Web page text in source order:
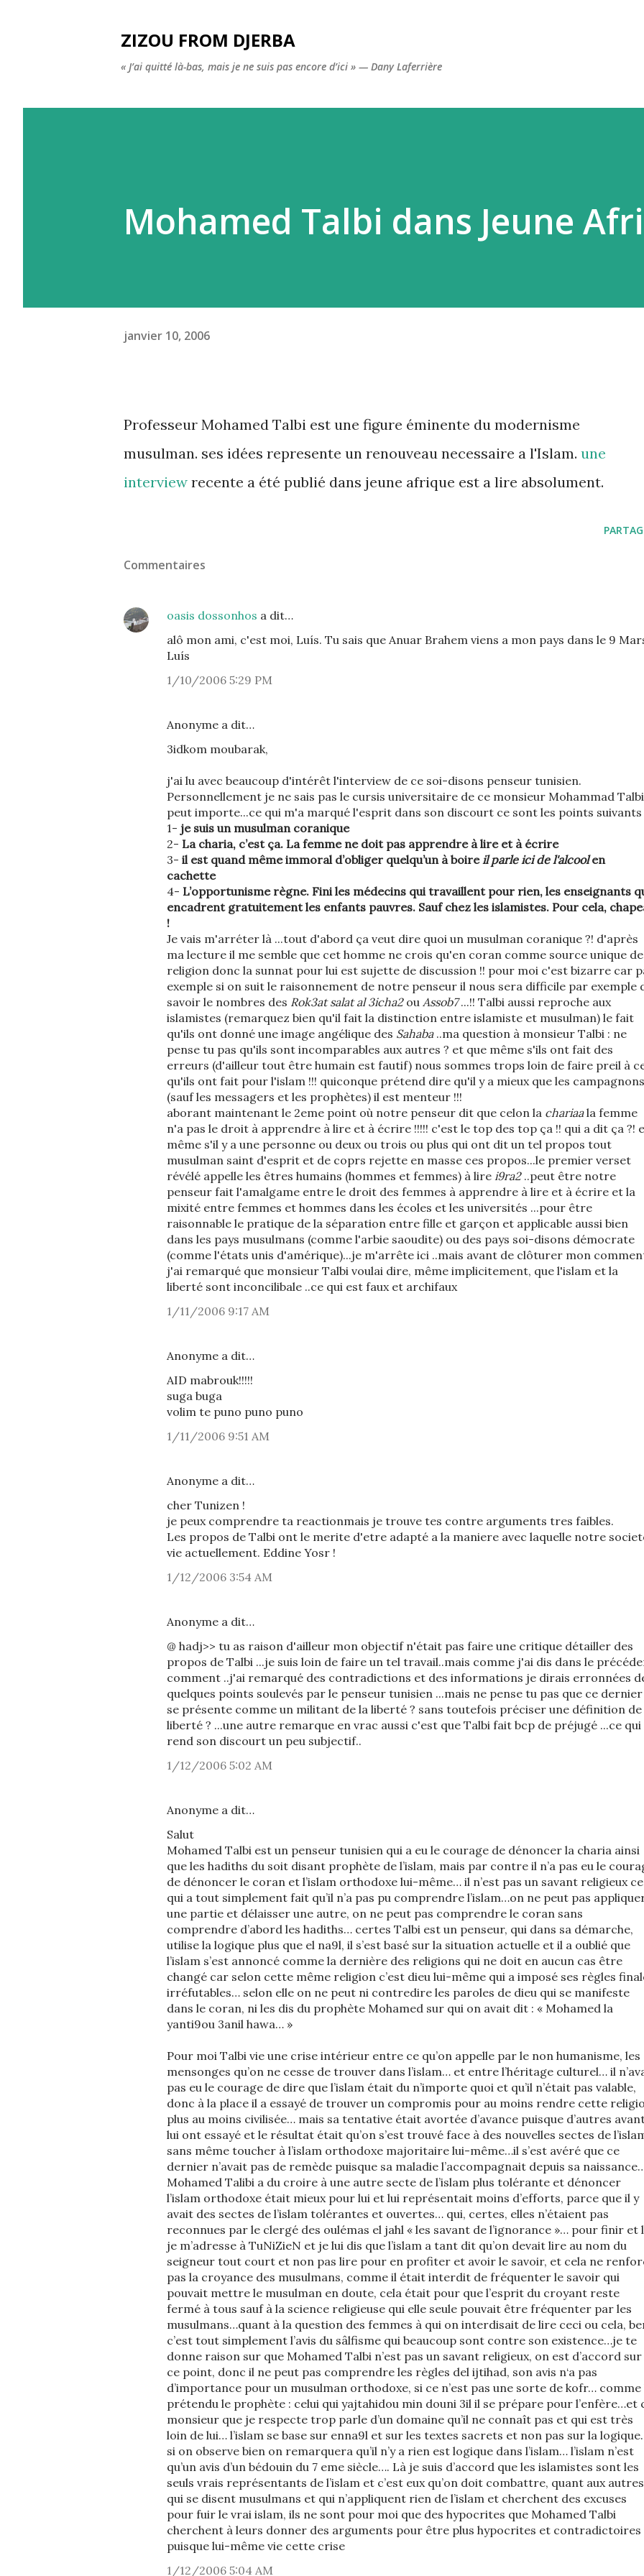
ZIZOU FROM DJERBA
« J’ai quitté là-bas, mais je ne suis pas encore d’ici » — Dany Laferrière
Mohamed Talbi dans Jeune
janvier 10, 2006
Professeur Mohamed Talbi est une figure éminente du modernisme
musulman. ses idées represente un renouveau necessaire a l'Islam. une
interview recente a été publié dans jeune afrique est a lire absolument.
Commentaires
oasis dossonhos a dit…
alô mon ami, c'est moi, Luís. Tu sais que Anuar Brahem viens a mon pays dans le 9
Luís
1/10/2006 5:29 PM
Anonyme a dit…
3idkom moubarak,
j'ai lu avec beaucoup d'intérêt l'interview de ce soi-disons penseur tunisien.
Personnellement je ne sais pas le cursis universitaire de ce monsieur Mohammad
peut importe...ce qui m'a marqué l'esprit dans son discourt ce sont les points suivants
1- je suis un musulman coranique
2- La charia, c’est ça. La femme ne doit pas apprendre à lire et à écrire
3- il est quand même immoral d’obliger quelqu’un à boireil parle ici de l'alcoolen
cachette
4- L’opportunisme règne. Fini les médecins qui travaillent pour rien, les enseignants
encadrent gratuitement les enfants pauvres. Sauf chez les islamistes. Pour cela,
!
Je vais m'arréter là ...tout d'abord ça veut dire quoi un musulman coranique ?! d'après
ma lecture il me semble que cet homme ne crois qu'en coran comme source unique
religion donc la sunnat pour lui est sujette de discussion !! pour moi c'est bizarre car
exemple si on suit le raisonnement de notre penseur il nous sera difficile par exemple
savoir le nombres des Rok3at salat al 3icha2 ou Assob7...!! Talbi aussi reproche aux
islamistes (remarquez bien qu'il fait la distinction entre islamiste et musulman) le fait
qu'ils ont donné une image angélique des Sahaba ..ma question à monsieur Talbi : ne
pense tu pas qu'ils sont incomparables aux autres ? et que même s'ils ont fait des
erreurs (d'ailleur tout être humain est fautif) nous sommes trops loin de faire preil à
qu'ils ont fait pour l'islam !!! quiconque prétend dire qu'il y a mieux que les campagnons
(sauf les messagers et les prophètes) il est menteur !!!
aborant maintenant le 2eme point où notre penseur dit que celon la chariaala femme
n'a pas le droit à apprendre à lire et à écrire !!!!! c'est le top des top ça !! qui a dit ça ?!
même s'il y a une personne ou deux ou trois ou plus qui ont dit un tel propos tout
musulman saint d'esprit et de coprs rejette en masse ces propos...le premier verset
révélé appelle les êtres humains (hommes et femmes) à lire i9ra2 ..peut être notre
penseur fait l'amalgame entre le droit des femmes à apprendre à lire et à écrire et la
mixité entre femmes et hommes dans les écoles et les universités ...pour être
raisonnable le pratique de la séparation entre fille et garçon et applicable aussi bien
dans les pays musulmans (comme l'arbie saoudite) ou des pays soi-disons démocrate
(comme l'états unis d'amérique)...je m'arrête ici ..mais avant de clôturer mon
j'ai remarqué que monsieur Talbi voulai dire, même implicitement, que l'islam et la
liberté sont inconcilibale ..ce qui est faux et archifaux
1/11/2006 9:17 AM
Anonyme a dit…
AID mabrouk!!!!!
suga buga
volim te puno puno puno
1/11/2006 9:51 AM
Anonyme a dit…
cher Tunizen !
je peux comprendre ta reactionmais je trouve tes contre arguments tres faibles.
Les propos de Talbi ont le merite d'etre adapté a la maniere avec laquelle notre
vie actuellement. Eddine Yosr !
1/12/2006 3:54 AM
Anonyme a dit…
@ hadj>> tu as raison d'ailleur mon objectif n'était pas faire une critique détailler des
propos de Talbi ...je suis loin de faire un tel travail..mais comme j'ai dis dans le
comment ..j'ai remarqué des contradictions et des informations je dirais erronnées
quelques points soulevés par le penseur tunisien ...mais ne pense tu pas que ce dernier
se présente comme un militant de la liberté ? sans toutefois préciser une définition de
liberté ? ...une autre remarque en vrac aussi c'est que Talbi fait bcp de préjugé ...ce qui
rend son discourt un peu subjectif..
1/12/2006 5:02 AM
Anonyme a dit…
Salut
Mohamed Talbi est un penseur tunisien qui a eu le courage de dénoncer la charia ainsi
que les hadiths du soit disant prophète de l’islam, mais par contre il n’a pas eu le
de dénoncer le coran et l’islam orthodoxe lui-même… il n’est pas un savant religieux ce
qui a tout simplement fait qu’il n’a pas pu comprendre l’islam…on ne peut pas
une partie et délaisser une autre, on ne peut pas comprendre le coran sans
comprendre d’abord les hadiths… certes Talbi est un penseur, qui dans sa démarche,
utilise la logique plus que el na9l, il s’est basé sur la situation actuelle et il a oublié que
l’islam s’est annoncé comme la dernière des religions qui ne doit en aucun cas être
changé car selon cette même religion c’est dieu lui-même qui a imposé ses règles
irréfutables… selon elle on ne peut ni contredire les paroles de dieu qui se manifeste
dans le coran, ni les dis du prophète Mohamed sur qui on avait dit : « Mohamed la
yanti9ou 3anil hawa… »
Pour moi Talbi vie une crise intérieur entre ce qu’on appelle par le non humanisme, les
mensonges qu’on ne cesse de trouver dans l’islam… et entre l’héritage culturel… il
pas eu le courage de dire que l’islam était du n’importe quoi et qu’il n’était pas valable,
donc à la place il a essayé de trouver un compromis pour au moins rendre cette
plus au moins civilisée… mais sa tentative était avortée d’avance puisque d’autres
lui ont essayé et le résultat était qu’on s’est trouvé face à des nouvelles sectes de
sans même toucher à l’islam orthodoxe majoritaire lui-même…il s’est avéré que ce
dernier n’avait pas de remède puisque sa maladie l’accompagnait depuis sa
Mohamed Talibi a du croire à une autre secte de l’islam plus tolérante et dénoncer
l’islam orthodoxe était mieux pour lui et lui représentait moins d’efforts, parce que il y
avait des sectes de l’islam tolérantes et ouvertes… qui, certes, elles n’étaient pas
reconnues par le clergé des oulémas el jahl « les savant de l’ignorance »… pour finir et
je m’adresse à TuNiZieN et je lui dis que l’islam a tant dit qu’on devait lire au nom du
seigneur tout court et non pas lire pour en profiter et avoir le savoir, et cela ne
pas la croyance des musulmans, comme il était interdit de fréquenter le savoir qui
pouvait mettre le musulman en doute, cela était pour que l’esprit du croyant reste
fermé à tous sauf à la science religieuse qui elle seule pouvait être fréquenter par les
musulmans…quant à la question des femmes à qui on interdisait de lire ceci ou cela,
c’est tout simplement l’avis du sâlfisme qui beaucoup sont contre son existence…je te
donne raison sur que Mohamed Talbi n’est pas un savant religieux, on est d’accord sur
ce point, donc il ne peut pas comprendre les règles del ijtihad, son avis n‘a pas
d’importance pour un musulman orthodoxe, si ce n’est pas une sorte de kofr… comme
prétendu le prophète : celui qui yajtahidou min douni 3il il se prépare pour l’enfère…et
monsieur que je respecte trop parle d’un domaine qu’il ne connaît pas et qui est très
loin de lui… l’islam se base sur enna9l et sur les textes sacrets et non pas sur la
si on observe bien on remarquera qu’il n’y a rien est logique dans l’islam… l’islam n’est
qu’un avis d’un bédouin du 7 eme siècle…. Là je suis d’accord que les islamistes sont les
seuls vrais représentants de l’islam et c’est eux qu’on doit combattre, quant aux autres
qui se disent musulmans et qui n’appliquent rien de l’islam et cherchent des excuses
pour fuir le vrai islam, ils ne sont pour moi que des hypocrites que Mohamed Talbi
cherchent à leurs donner des arguments pour être plus hypocrites et contradictoires
puisque lui-même vie cette crise
1/12/2006 5:04 AM